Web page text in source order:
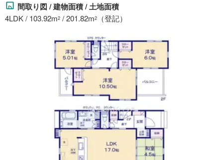
間取り図 / 建物面積 / 土地面積
4LDK / 103.92m2 / 201.82m2 （登記）